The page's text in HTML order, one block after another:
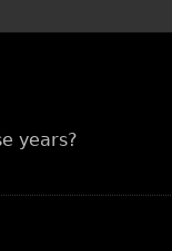
years?